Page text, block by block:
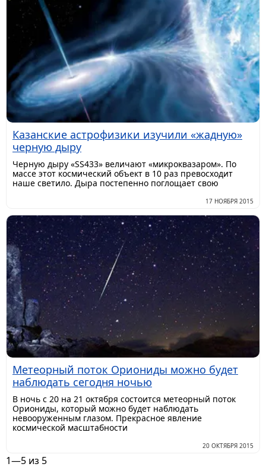
Казанские астрофизики изучили «жадную»
черную дыру
Черную дыру «SS433» величают «микроквазаром». По
массе этот космический объект в 10 раз превосходит
наше светило. Дыра постепенно поглощает свою
17 НОЯБРЯ 2015
Метеорный поток Ориониды можно будет
наблюдать сегодня ночью
В ночь с 20 на 21 октября состоится метеорный поток
Ориониды, который можно будет наблюдать
невооруженным глазом. Прекрасное явление
космической масштабности
20 ОКТЯБРЯ 2015
1—5 из 5